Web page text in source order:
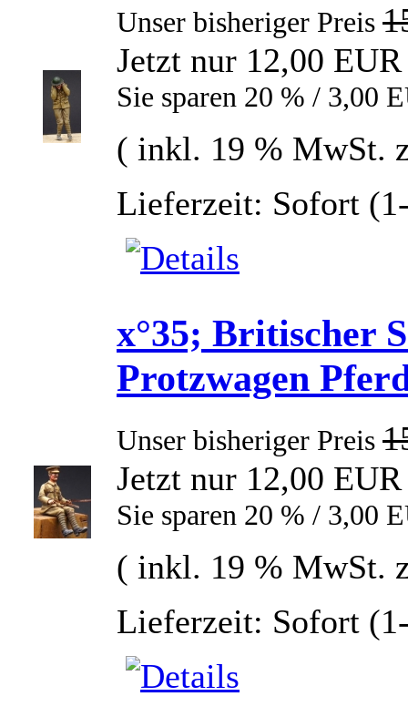
Unser bisheriger Preis
Jetzt nur 12,00 EUR
Sie sparen 20 % / 3,00
( inkl. 19 % MwSt.
Lieferzeit: Sofort
x°35; Britischer
Protzwagen
Unser bisheriger Preis
Jetzt nur 12,00 EUR
Sie sparen 20 % / 3,00
( inkl. 19 % MwSt.
Lieferzeit: Sofort